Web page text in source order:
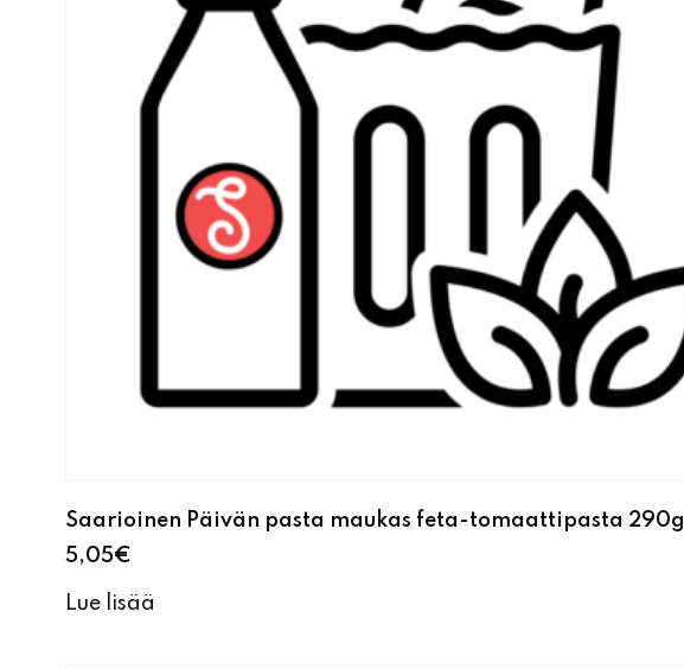
Saarioinen Päivän pasta maukas feta-tomaattipasta 290g
5,05€
Lue lisää